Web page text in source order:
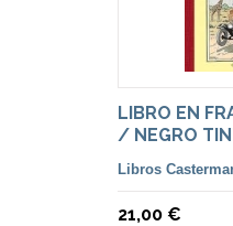
LIBRO EN
/ NEGRO
Libros
21,00 €